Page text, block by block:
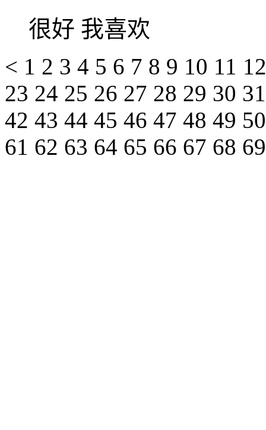
很好 我喜欢
< 1 2 3 4 5 6 7 8 9 10 11
23 24 25 26 27 28 29 30
42 43 44 45 46 47 48 49
61 62 63 64 65 66 67 68